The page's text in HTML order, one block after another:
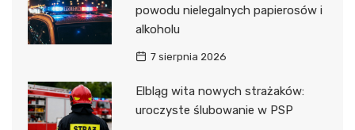
powodu nielegalnych papierosów i
alkoholu
7 sierpnia 2026
Elbląg wita nowych strażaków:
uroczyste ślubowanie w PSP